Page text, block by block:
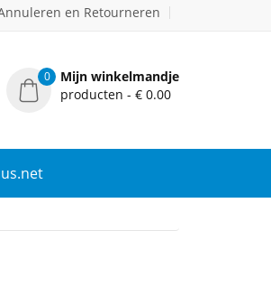
en Retourneren
0
Mijn winkelmandje
producten - € 0.00